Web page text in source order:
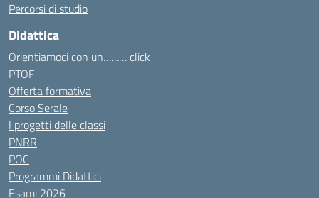
Percorsi di studio
Didattica
Orientiamoci con un……… click
PTOF
Offerta formativa
Corso Serale
I progetti delle classi
PNRR
POC
Programmi Didattici
Esami 2026